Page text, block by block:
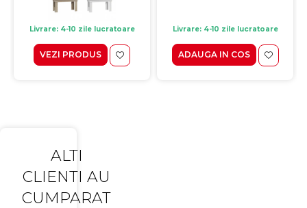
Livrare: 4-10 zile lucratoare
VEZI PRODUS
Livrare: 4-10 zile lucratoare
ADAUGA IN COS
ALTI
CLIENTI AU
CUMPARAT